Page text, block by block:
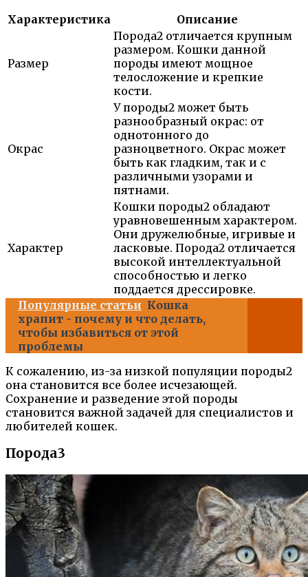
Характеристика
Описание
Размер
Порода2 отличается крупным
размером. Кошки данной
породы имеют мощное
телосложение и крепкие
кости.
Окрас
У породы2 может быть
разнообразный окрас: от
однотонного до
разноцветного. Окрас может
быть как гладким, так и с
различными узорами и
пятнами.
Характер
Кошки породы2 обладают
уравновешенным характером.
Они дружелюбные, игривые и
ласковые. Порода2 отличается
высокой интеллектуальной
способностью и легко
поддается дрессировке.
Популярные статьи Кошка
храпит - почему и что делать,
чтобы избавиться от этой
проблемы
К сожалению, из-за низкой популяции породы2
она становится все более исчезающей.
Сохранение и разведение этой породы
становится важной задачей для специалистов и
любителей кошек.
Порода3